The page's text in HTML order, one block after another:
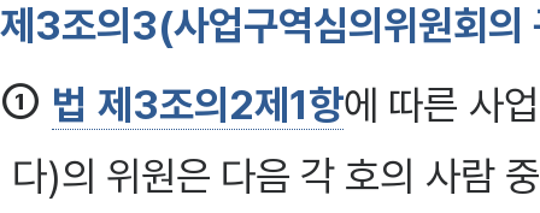
제3조의3(사업구역심의위원회의
① 법 제3조의2제1항에 따른 사
다)의 위원은 다음 각 호의 사람